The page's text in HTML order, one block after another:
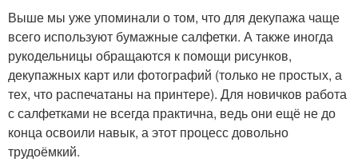
Выше мы уже упоминали о том, что для декупажа чаще
всего используют бумажные салфетки. А также иногда
рукодельницы обращаются к помощи рисунков,
декупажных карт или фотографий (только не простых, а
тех, что распечатаны на принтере). Для новичков работа
с салфетками не всегда практична, ведь они ещё не до
конца освоили навык, а этот процесс довольно
трудоёмкий.